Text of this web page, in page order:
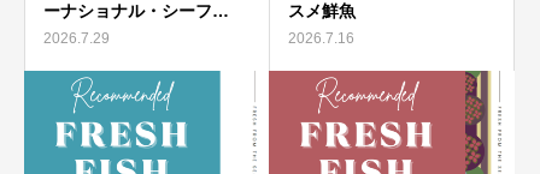
ーナショナル・シーフ…
2026.7.29
スメ鮮魚
2026.7.16